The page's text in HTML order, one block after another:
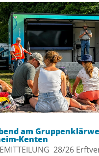
am
Kenten
28/26